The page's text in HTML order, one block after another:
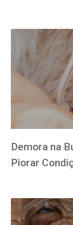
Demora na
Piorar